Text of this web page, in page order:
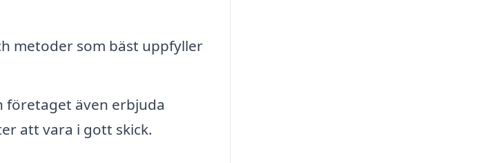
metoder som bäst uppfyller
även erbjuda
att vara i gott skick.